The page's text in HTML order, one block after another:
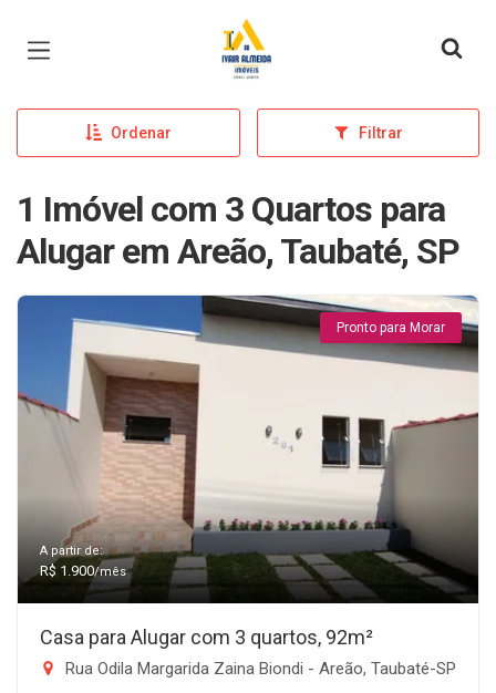
Página inicial
Ordenar Filtrar
1 Imóvel com 3 Quartos para
Alugar em Areão, Taubaté, SP
Pronto para Morar
A partir de:
R$ 1.900/mês
Casa para Alugar com 3 quartos, 92m²
Rua Odila Margarida Zaina Biondi - Areão, Taubaté-SP